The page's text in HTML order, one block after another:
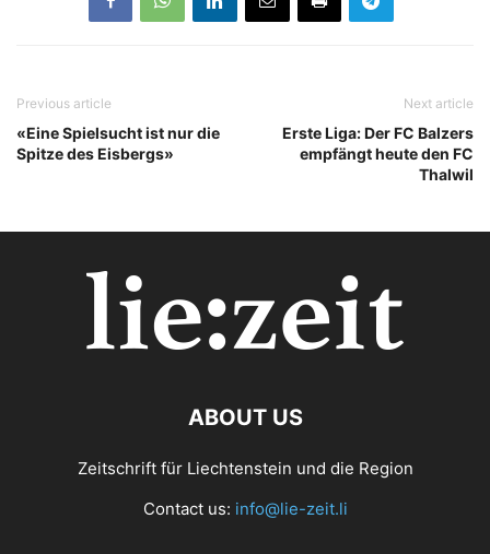
Previous article
«Eine Spielsucht ist nur die
Spitze des Eisbergs»
Next article
Erste Liga: Der FC Balzers
empfängt heute den FC
Thalwil
ABOUT US
Zeitschrift für Liechtenstein und die Region
Contact us: info@lie-zeit.li